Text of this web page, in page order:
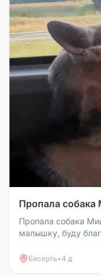
Пропала
Пропала собака
малышку, буду
Бисерть•4 д